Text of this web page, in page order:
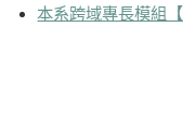
本系跨域專長模組